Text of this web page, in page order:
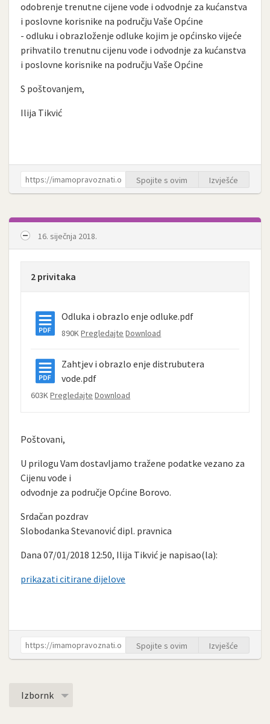
odobrenje trenutne cijene vode i odvodnje za kućanstva
i poslovne korisnike na području Vaše Općine
- odluku i obrazloženje odluke kojim je općinsko vijeće
prihvatilo trenutnu cijenu vode i odvodnje za kućanstva
i poslovne korisnike na području Vaše Općine
S poštovanjem,
Ilija Tikvić
Spojite s ovim Izvješće
16. siječnja 2018.
2 privitaka
Odluka i obrazlo enje odluke.pdf
890KPregledajte Download
Zahtjev i obrazlo enje distrubutera
vode.pdf
603KPregledajte Download
Poštovani,
U prilogu Vam dostavljamo tražene podatke vezano za
Cijenu vode i
odvodnje za područje Općine Borovo.
Srdačan pozdrav
Slobodanka Stevanović dipl. pravnica
Dana 07/01/2018 12:50, Ilija Tikvić je napisao(la):
prikazati citirane dijelove
Spojite s ovim Izvješće
Izbornk